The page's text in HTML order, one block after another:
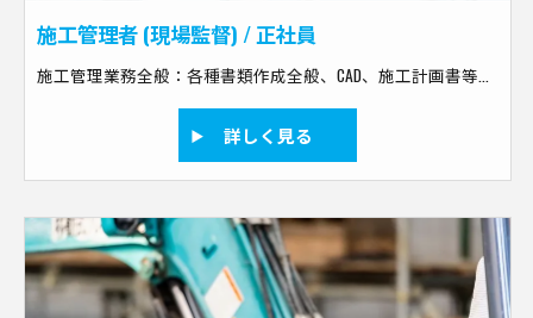
施工管理者 (現場監督) / 正社員
施工管理業務全般：各種書類作成全般、CAD、施工計画書等の作成、打合せ、工事の積算、リスクマネジメント、教育、工程管理、原価管理、品質管理、安全管理など 現場作業：現場補佐、撮影測量、作業者への指示だし、作業内容チェック、点検、片付け、清掃など
詳しく見る